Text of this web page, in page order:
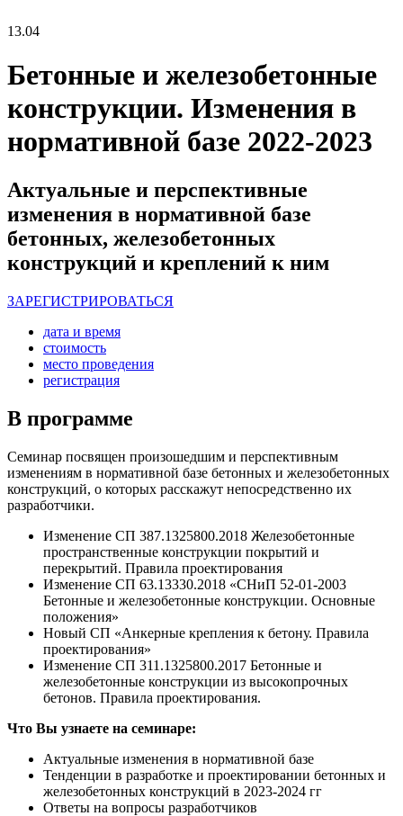
13.04
Бетонные и железобетонные
конструкции. Изменения в
нормативной базе 2022-2023
Актуальные и перспективные
изменения в нормативной базе
бетонных, железобетонных
конструкций и креплений к ним
ЗАРЕГИСТРИРОВАТЬСЯ
дата и время
стоимость
место проведения
регистрация
В программе
Семинар посвящен произошедшим и перспективным
изменениям в нормативной базе бетонных и железобетонных
конструкций, о которых расскажут непосредственно их
разработчики.
Изменение СП 387.1325800.2018 Железобетонные
пространственные конструкции покрытий и
перекрытий. Правила проектирования
Изменение СП 63.13330.2018 «СНиП 52-01-2003
Бетонные и железобетонные конструкции. Основные
положения»
Новый СП «Анкерные крепления к бетону. Правила
проектирования»
Изменение СП 311.1325800.2017 Бетонные и
железобетонные конструкции из высокопрочных
бетонов. Правила проектирования.
Что Вы узнаете на семинаре:
Актуальные изменения в нормативной базе
Тенденции в разработке и проектировании бетонных и
железобетонных конструкций в 2023-2024 гг
Ответы на вопросы разработчиков